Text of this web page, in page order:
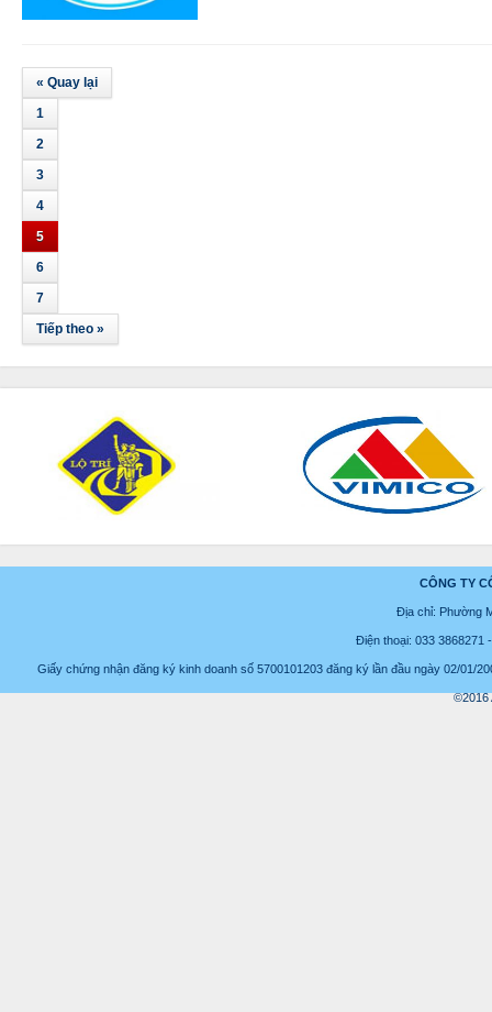
« Quay lại
1
2
3
4
5
6
7
Tiếp theo »
CÔNG TY
Địa chỉ: Phường
Điện thoại: 033 3868271
Giấy chứng nhận đăng ký kinh doanh số 5700101203 đăng ký lần đầu ngày 02/01/
©2016